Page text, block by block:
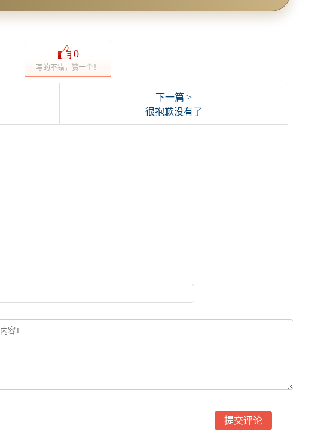
0
写的不错，赞一个！
下一篇 >
很抱歉没有了